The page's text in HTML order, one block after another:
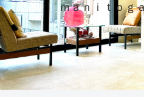
ｍａｎｉｔｏｇ